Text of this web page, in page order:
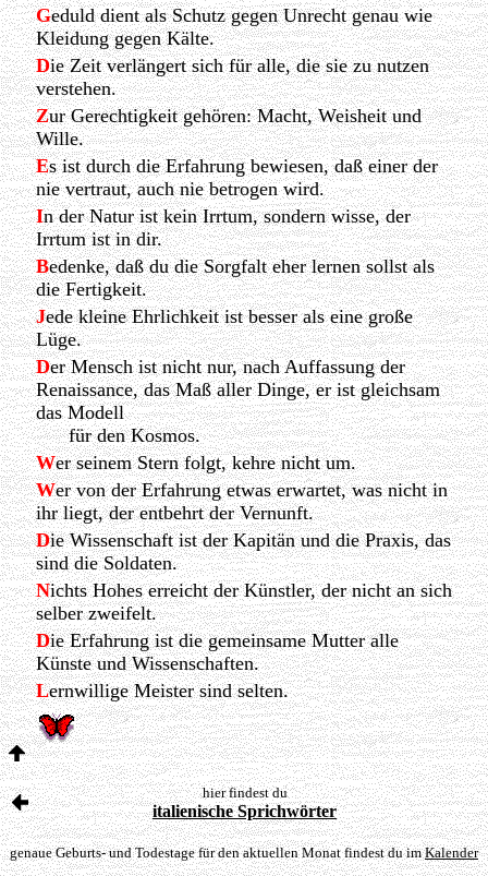
Geduld dient als Schutz gegen Unrecht genau wie
Kleidung gegen Kälte.
Die Zeit verlängert sich für alle, die sie zu nutzen
verstehen.
Zur Gerechtigkeit gehören: Macht, Weisheit und
Wille.
Es ist durch die Erfahrung bewiesen, daß einer der
nie vertraut, auch nie betrogen wird.
In der Natur ist kein Irrtum, sondern wisse, der
Irrtum ist in dir.
Bedenke, daß du die Sorgfalt eher lernen sollst als
die Fertigkeit.
Jede kleine Ehrlichkeit ist besser als eine große
Lüge.
Der Mensch ist nicht nur, nach Auffassung der
Renaissance, das Maß aller Dinge, er ist gleichsam
das Modell
für den Kosmos.
Wer seinem Stern folgt, kehre nicht um.
Wer von der Erfahrung etwas erwartet, was nicht in
ihr liegt, der entbehrt der Vernunft.
Die Wissenschaft ist der Kapitän und die Praxis, das
sind die Soldaten.
Nichts Hohes erreicht der Künstler, der nicht an sich
selber zweifelt.
Die Erfahrung ist die gemeinsame Mutter alle
Künste und Wissenschaften.
Lernwillige Meister sind selten.
hier findest du
italienische Sprichwörter
genaue Geburts- und Todestage für den aktuellen Monat findest du imKalender